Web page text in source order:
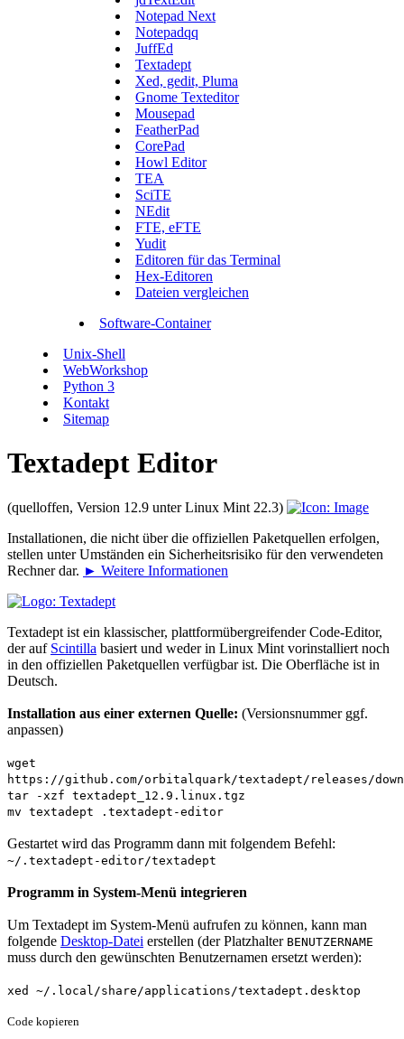
Notepad Next
Notepadqq
JuffEd
Textadept
Xed, gedit, Pluma
Gnome Texteditor
Mousepad
FeatherPad
CorePad
Howl Editor
TEA
SciTE
NEdit
FTE, eFTE
Yudit
Editoren für das Terminal
Hex-Editoren
Dateien vergleichen
Software-Container
Unix-Shell
WebWorkshop
Python 3
Kontakt
Sitemap
Textadept Editor
(quelloffen, Version 12.9 unter Linux Mint 22.3)
Installationen, die nicht über die offiziellen Paketquellen erfolgen,
stellen unter Umständen ein Sicherheitsrisiko für den verwendeten
Rechner dar. ► Weitere Informationen
Textadept ist ein klassischer, plattformübergreifender Code-Editor,
der auf Scintilla basiert und weder in Linux Mint vorinstalliert noch
in den offiziellen Paketquellen verfügbar ist. Die Oberfläche ist in
Deutsch.
Installation aus einer externen Quelle: (Versionsnummer ggf.
anpassen)
wget
https://github.com/orbitalquark/textadept/releases/
tar -xzf textadept_12.9.linux.tgz
mv textadept .textadept-editor
Gestartet wird das Programm dann mit folgendem Befehl:
~/.textadept-editor/textadept
Programm in System-Menü integrieren
Um Textadept im System-Menü aufrufen zu können, kann man
folgende Desktop-Datei erstellen (der Platzhalter BENUTZERNAME
muss durch den gewünschten Benutzernamen ersetzt werden):
xed ~/.local/share/applications/textadept.desktop
Code kopieren